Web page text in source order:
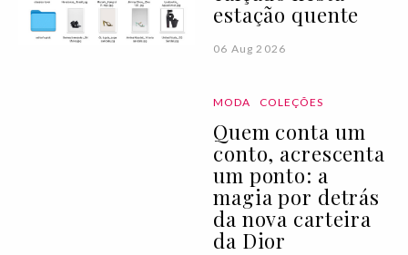
estação quente
06 Aug 2026
MODA COLEÇÕES
Quem conta um
conto, acrescenta
um ponto: a
magia por detrás
da nova carteira
da Dior